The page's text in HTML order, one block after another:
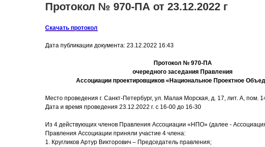
Протокол № 970-ПА от 23.12.2022 г
Скачать протокол
Дата публикации документа: 23.12.2022 16:43
Протокол № 970-ПА
очередного заседания Правления
Ассоциации проектировщиков «Национальное Проектное
Место проведения г. Санкт-Петербург, ул. Малая Морская, д. 17, лит. А, пом.
Дата и время проведения 23.12.2022 г. с 16-00 до 16-30
Из 4 действующих членов Правления Ассоциации «НПО» (далее -
Правления Ассоциации приняли участие 4 члена:
1. Кругликов Артур Викторович – Председатель правления;